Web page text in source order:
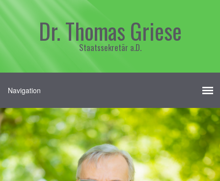
Dr. Thomas Griese
Staatssekretär a.D.